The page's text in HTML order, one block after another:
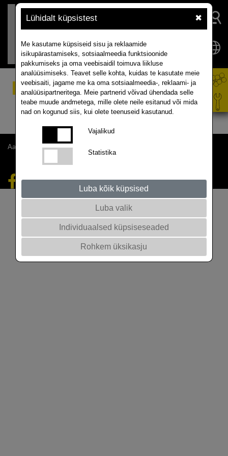
Lühidalt küpsistest ✖
Me kasutame küpsiseid sisu ja reklaamide
isikupärastamiseks, sotsiaalmeedia funktsioonide
pakkumiseks ja oma veebisaidil toimuva liikluse
analüüsimiseks. Teavet selle kohta, kuidas te kasutate meie
veebisaiti, jagame me ka oma sotsiaalmeedia-, reklaami- ja
analüüsipartneritega. Meie partnerid võivad ühendada selle
teabe muude andmetega, mille olete neile esitanud või mida
nad on kogunud siis, kui olete teenuseid kasutanud.
Vajalikud
Statistika
Luba kõik küpsised
Luba valik
Individuaalsed küpsiseseaded
Rohkem üksikasju
Sordid
Aadress | Allalaadimised |